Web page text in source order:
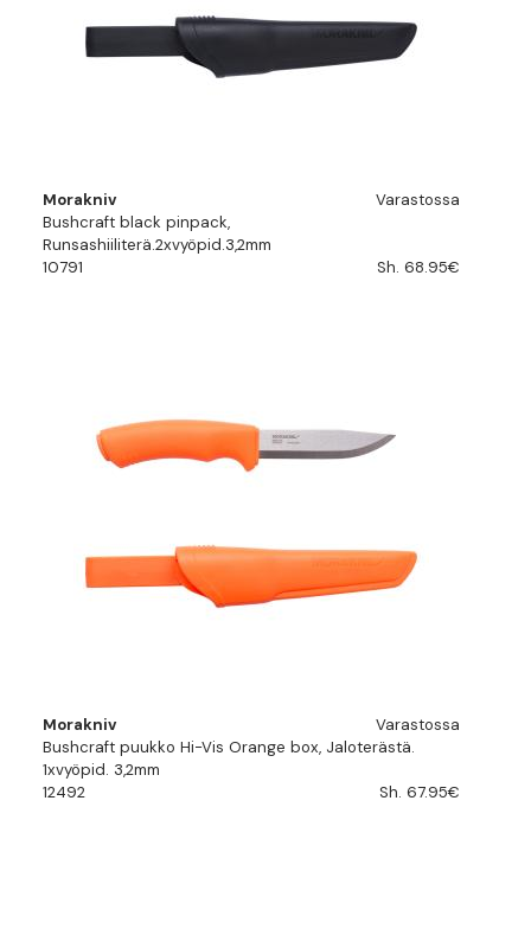
Morakniv
Varastossa
Bushcraft black pinpack,
Runsashiiliterä.2xvyöpid.3,2mm
10791
Sh. 68.95€
Morakniv
Varastossa
Bushcraft puukko Hi-Vis Orange box, Jaloterästä.
1xvyöpid. 3,2mm
12492
Sh. 67.95€